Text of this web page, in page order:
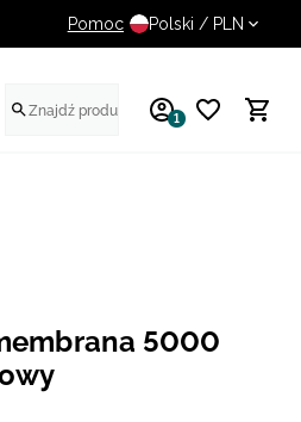
UWAGA NA FAŁSZYWE
Pomoc Polski / PLN
1
5000